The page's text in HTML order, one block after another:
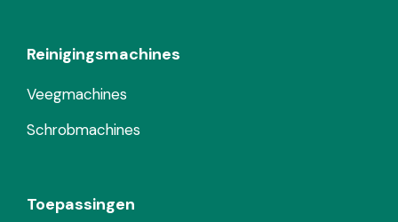
Reinigingsmachines
Veegmachines
Schrobmachines
Toepassingen